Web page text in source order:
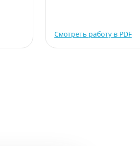
Смотреть работу в PDF